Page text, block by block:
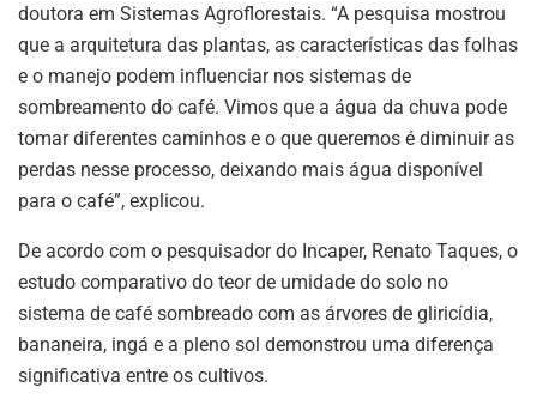
doutora em Sistemas Agroflorestais. “A pesquisa mostrou
que a arquitetura das plantas, as características das folhas
e o manejo podem influenciar nos sistemas de
sombreamento do café. Vimos que a água da chuva pode
tomar diferentes caminhos e o que queremos é diminuir as
perdas nesse processo, deixando mais água disponível
para o café”, explicou.
De acordo com o pesquisador do Incaper, Renato Taques, o
estudo comparativo do teor de umidade do solo no
sistema de café sombreado com as árvores de gliricídia,
bananeira, ingá e a pleno sol demonstrou uma diferença
significativa entre os cultivos.